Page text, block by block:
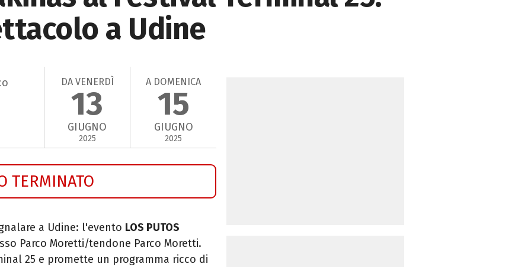
a Udine
DA VENERDÌ
13
GIUGNO
2025
A DOMENICA
15
GIUGNO
2025
TERMINATO
a Udine: l'evento LOS PUTOS
Parco Moretti/tendone Parco Moretti.
25 e promette un programma ricco di